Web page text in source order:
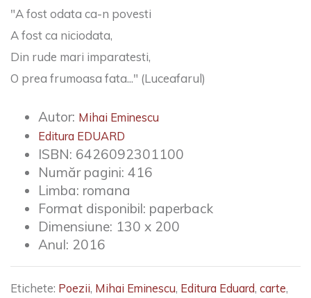
"A fost odata ca-n povesti
A fost ca niciodata,
Din rude mari imparatesti,
O prea frumoasa fata..." (Luceafarul)
Autor: Mihai Eminescu
Editura EDUARD
ISBN: 6426092301100
Număr pagini: 416
Limba: romana
Format disponibil: paperback
Dimensiune: 130 x 200
Anul: 2016
Etichete: Poezii, Mihai Eminescu, Editura Eduard, carte,